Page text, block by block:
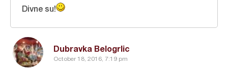
Dubravka Belogrlic
October 18, 2016, 7:19 pm
Divne su!